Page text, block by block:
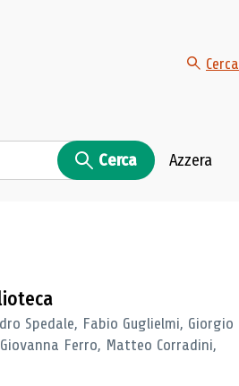
Cerca
Cerca Azzera
Spedale, Fabio Guglielmi, Giorgio
Ferro, Matteo Corradini,